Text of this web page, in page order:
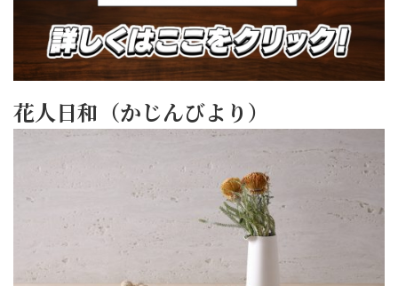
花人日和（かじんびより）